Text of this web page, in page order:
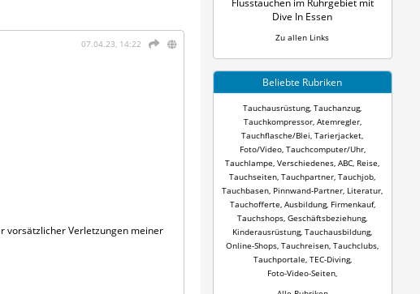
07.04.23, 14:22
vorsätzlicher Verletzungen meiner
Flusstauchen im Ruhrgebiet mit
Dive In Essen
Zu allen Links
Beliebte Rubriken
Tauchausrüstung, Tauchanzug,
Tauchkompressor, Atemregler,
Tauchflasche/Blei Tarierjacket
Foto/Video, Tauchcomputer/Uhr,
Tauchlampe Verschiedenes ABC Reise
Tauchseiten Tauchpartner Tauchjob
Tauchbasen Pinnwand-Partner Literatur
Tauchofferte Ausbildung, Firmenkauf,
Tauchshops Geschäftsbeziehung,
Kinderausrüstung, Tauchausbildung,
Online-Shops Tauchreisen Tauchclubs
Tauchportale TEC-Diving,
Foto-Video-Seiten